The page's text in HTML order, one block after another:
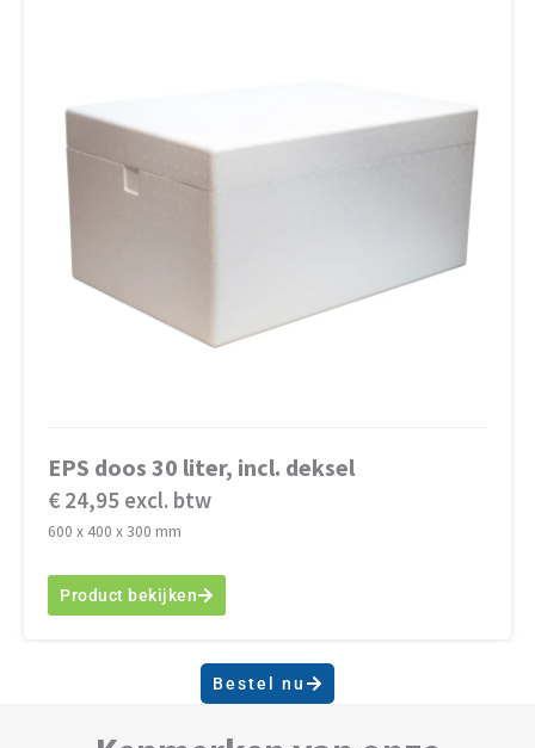
EPS doos 30 liter, incl. deksel
€ 24,95 excl. btw
600 x 400 x 300 mm
Product bekijken
Bestel nu